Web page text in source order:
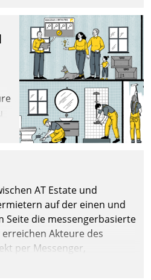
AT Estate und
auf der einen und
Seite die messengerbasierte
Akteure des
per Messenger,
empfangen oder